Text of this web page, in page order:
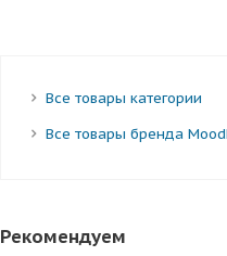
Все товары категории
Все товары бренда
Рекомендуем